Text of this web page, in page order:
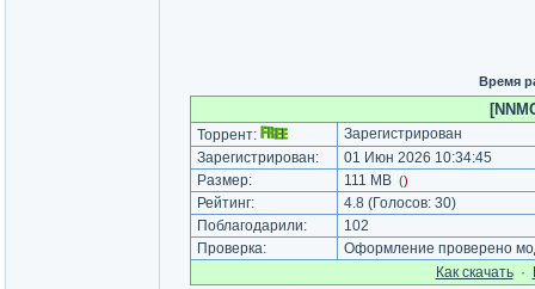
Время
Торрент:
Зарегистрирован
Зарегистрирован:
01 Июн 2026 10:34:45
Размер:
111 MB ()
Рейтинг: 4.8 (Голосов: 30)
Поблагодарили:
102
Проверка:
Оформление проверено
Как cкачать·